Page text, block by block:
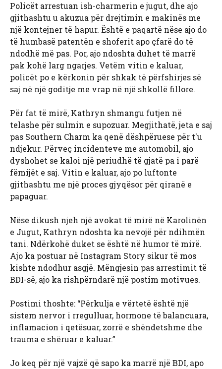
Policët arrestuan ish-charmerin e jugut, dhe ajo
gjithashtu u akuzua për drejtimin e makinës me
një kontejner të hapur. Është e paqartë nëse ajo do
të humbasë patentën e shoferit apo çfarë do të
ndodhë më pas. Por, ajo ndoshta duhet të marrë
pak kohë larg ngarjes. Vetëm vitin e kaluar,
policët po e kërkonin për shkak të përfshirjes së
saj në një goditje me vrap në një shkollë fillore.
Për fat të mirë, Kathryn shmangu futjen në
telashe për sulmin e supozuar. Megjithatë, jeta e saj
pas Southern Charm ka qenë dëshpëruese për t'u
ndjekur. Përveç incidenteve me automobil, ajo
dyshohet se kaloi një periudhë të gjatë pa i parë
fëmijët e saj. Vitin e kaluar, ajo po luftonte
gjithashtu me një proces gjyqësor për qiranë e
papaguar.
Nëse dikush njeh një avokat të mirë në Karolinën
e Jugut, Kathryn ndoshta ka nevojë për ndihmën
tani. Ndërkohë duket se është në humor të mirë.
Ajo ka postuar në Instagram Story sikur të mos
kishte ndodhur asgjë. Mëngjesin pas arrestimit të
BDI-së, ajo ka rishpërndarë një postim motivues.
Postimi thoshte: “Përkulja e vërtetë është një
sistem nervor i rregulluar, hormone të balancuara,
inflamacion i qetësuar, zorrë e shëndetshme dhe
trauma e shëruar e kaluar.”
Jo keq për një vajzë që sapo ka marrë një BDI, apo